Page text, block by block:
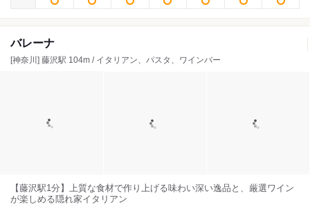
バレーナ
[神奈川] 藤沢駅 104m / イタリアン、パスタ、ワインバー
【藤沢駅1分】上質な食材で作り上げる味わい深い逸品と、厳選ワイン
が楽しめる隠れ家イタリアン